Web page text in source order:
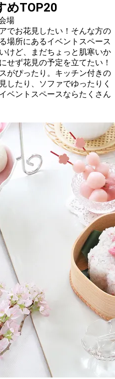
めTOP20
場
でお花見したい！そんな方の
場所にあるイベントスペース
けど、まだちょっと肌寒いか
せず花見の予定を立てたい！
がぴったり。キッチン付きの
したり、ソファでゆったりく
ベントスペースならたくさん